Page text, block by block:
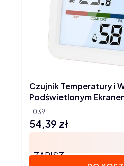
T039
Czujnik Temperatury i
Podświetlonym
Cena
54,39 zł
ZAPISZ